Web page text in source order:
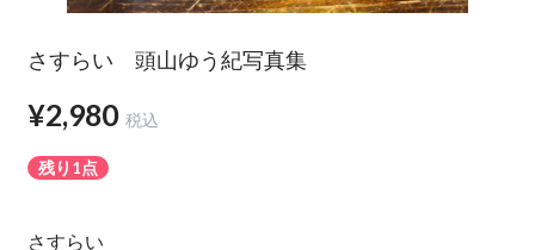
さすらい 頭山ゆう紀写真集
¥2,980 税込
残り1点
さすらい